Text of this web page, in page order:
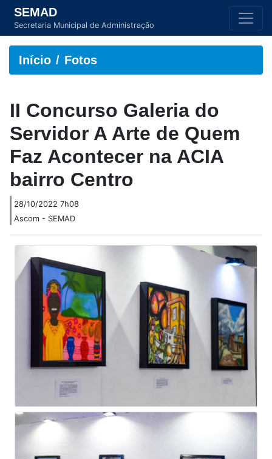
SEMAD
Secretaria Municipal de Administração
Início Fotos
II Concurso Galeria do
Servidor A Arte de Quem
Faz Acontecer na ACIA
bairro Centro
28/10/2022 7h08
Ascom - SEMAD